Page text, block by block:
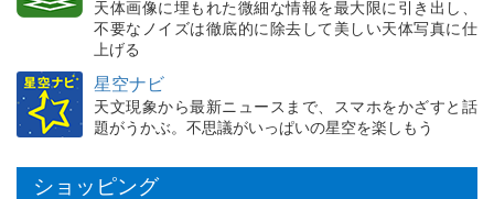
天体画像に埋もれた微細な情報を最大限に引き出し、
不要なノイズは徹底的に除去して美しい天体写真に仕
上げる
星空ナビ
天文現象から最新ニュースまで、スマホをかざすと話
題がうかぶ。不思議がいっぱいの星空を楽しもう
ショッピング